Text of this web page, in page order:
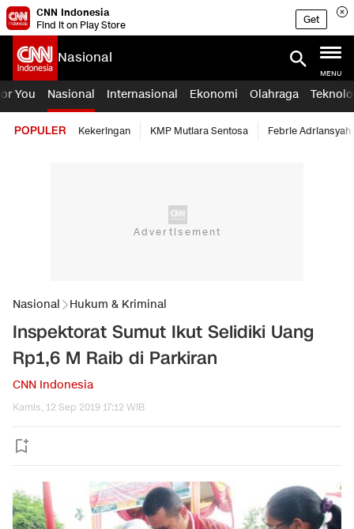
CNN Indonesia
Find it on Play Store
Get
Nasional
MENU
You Nasional Internasional Ekonomi Olahraga
POPULER Kekeringan KMP Mutiara Sentosa Febrie Adriansyah
Nasional Hukum & Kriminal
Inspektorat Sumut Ikut Selidiki Uang
Rp1,6 M Raib di Parkiran
CNN Indonesia
Kamis, 12 Sep 2019 17:12 WIB